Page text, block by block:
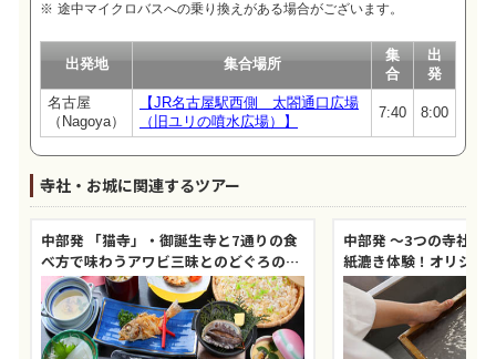
途中マイクロバスへの乗り換えがある場合がございます。
出発地 集合場所
集
合
出
発
名古屋
（Nagoya）
【JR名古屋駅西側 太閤通口広場
（旧ユリの噴水広場）】
7:40 8:00
寺社・お城に関連するツアー
中部発 「猫寺」・御誕生寺と7通りの食
べ方で味わうアワビ三昧とのどぐろの昼
食！
中部発 ～3つの寺社め
紙漉き体験！オリジナ
う！